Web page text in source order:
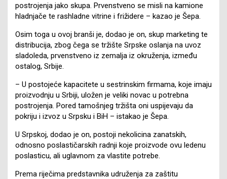
postrojenja jako skupa. Prvenstveno se misli na kamione
hladnjače te rashladne vitrine i frižidere – kazao je Šepa.
Osim toga u ovoj branši je, dodao je on, skup marketing te
distribucija, zbog čega se tržište Srpske oslanja na uvoz
sladoleda, prvenstveno iz zemalja iz okruženja, između
ostalog, Srbije.
– U postojeće kapacitete u sestrinskim firmama, koje imaju
proizvodnju u Srbiji, uložen je veliki novac u potrebna
postrojenja. Pored tamošnjeg tržišta oni uspijevaju da
pokriju i izvoz u Srpsku i BiH – istakao je Šepa.
U Srpskoj, dodao je on, postoji nekolicina zanatskih,
odnosno poslastičarskih radnji koje proizvode ovu ledenu
poslasticu, ali uglavnom za vlastite potrebe.
Prema riječima predstavnika udruženja za zaštitu